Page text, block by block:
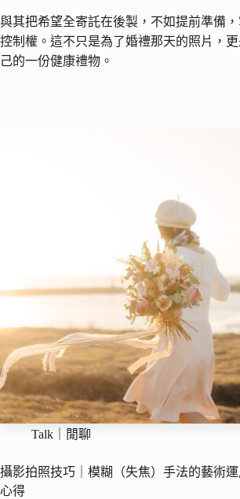
與其把希望全寄託在後製，不如提前準備
控制權。這不只是為了婚禮那天的照片，
己的一份健康禮物。
Talk｜閒聊
攝影拍照技巧｜模糊（失焦）手法的藝術
心得